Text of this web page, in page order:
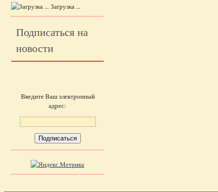
Загрузка ...
Подписаться на
новости
Введите Ваш электронный
адрес: